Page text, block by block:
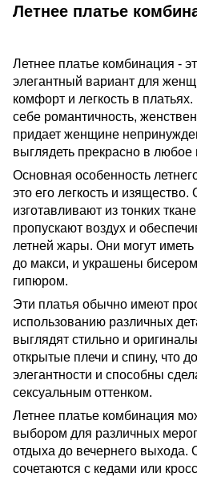
Летнее платье
Летнее платье комбинация -
элегантный вариант для
комфорт и легкость в платьях.
себе романтичность,
придает женщине
выглядеть прекрасно в любое
Основная особенность
это его легкость и
изготавливают из тонких
пропускают воздух и
летней жары. Они могут
до макси, и украшены
гипюром.
Эти платья обычно имеют
использованию различных
выглядят стильно и
открытые плечи и спину, что
элегантности и способны
сексуальным оттенком.
Летнее платье комбинация
выбором для различных
отдыха до вечернего выхода.
сочетаются с кедами или